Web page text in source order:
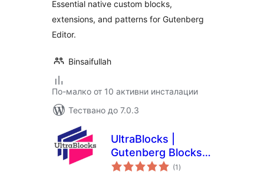
Gutenberg
Essential native custom blocks,
extensions, and patterns for Gutenberg
Editor.
Binsaifullah
По-малко от 10 активни инсталации
Тествано до 7.0.3
UltraBlocks |
Gutenberg Blocks |
Page Builder for
(1 общо
оценки
)